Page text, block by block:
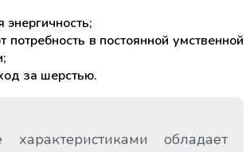
энергичность;
потребность в постоянной умственной
за шерстью.
обладает